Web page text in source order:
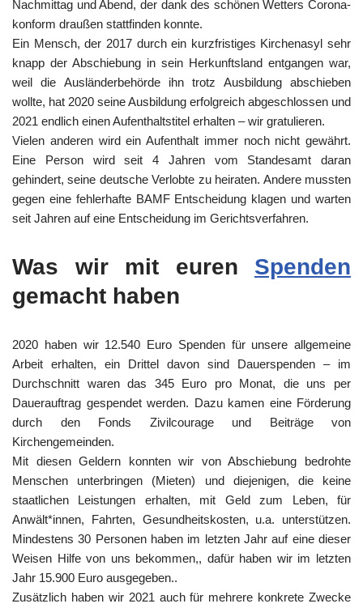
Nachmittag und Abend, der dank des schönen Wetters Corona-
konform draußen stattfinden konnte.
Ein Mensch, der 2017 durch ein kurzfristiges Kirchenasyl sehr
knapp der Abschiebung in sein Herkunftsland entgangen war,
weil die Ausländerbehörde ihn trotz Ausbildung abschieben
wollte, hat 2020 seine Ausbildung erfolgreich abgeschlossen und
2021 endlich einen Aufenthaltstitel erhalten – wir gratulieren.
Vielen anderen wird ein Aufenthalt immer noch nicht gewährt.
Eine Person wird seit 4 Jahren vom Standesamt daran
gehindert, seine deutsche Verlobte zu heiraten. Andere mussten
gegen eine fehlerhafte BAMF Entscheidung klagen und warten
seit Jahren auf eine Entscheidung im Gerichtsverfahren.
Was wir mit euren Spenden
gemacht haben
2020 haben wir 12.540 Euro Spenden für unsere allgemeine
Arbeit erhalten, ein Drittel davon sind Dauerspenden – im
Durchschnitt waren das 345 Euro pro Monat, die uns per
Dauerauftrag gespendet werden. Dazu kamen eine Förderung
durch den Fonds Zivilcourage und Beiträge von
Kirchengemeinden.
Mit diesen Geldern konnten wir von Abschiebung bedrohte
Menschen unterbringen (Mieten) und diejenigen, die keine
staatlichen Leistungen erhalten, mit Geld zum Leben, für
Anwält*innen, Fahrten, Gesundheitskosten, u.a. unterstützen.
Mindestens 30 Personen haben im letzten Jahr auf eine dieser
Weisen Hilfe von uns bekommen,, dafür haben wir im letzten
Jahr 15.900 Euro ausgegeben..
Zusätzlich haben wir 2021 auch für mehrere konkrete Zwecke